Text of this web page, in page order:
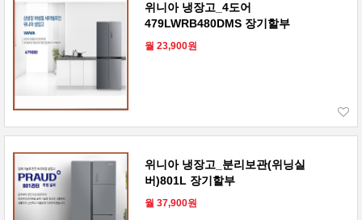
위니아 냉장고_4도어
479LWRB480DMS 장기할부
월 23,900원
위니아 냉장고_분리보관(위닝실
버)801L 장기할부
월 37,900원